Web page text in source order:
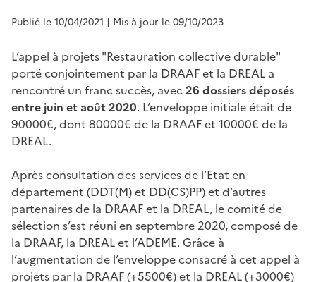
Publié le 10/04/2021 | Mis à jour le 09/10/2023
L’appel à projets "Restauration collective durable"
porté conjointement par la DRAAF et la DREAL a
rencontré un franc succès, avec26 dossiers déposés
entre juin et août 2020. L’enveloppe initiale était de
90000€, dont 80000€ de la DRAAF et 10000€ de la
DREAL.
Après consultation des services de l’Etat en
département (DDT(M) et DD(CS)PP) et d’autres
partenaires de la DRAAF et la DREAL, le comité de
sélection s’est réuni en septembre 2020, composé de
la DRAAF, la DREAL et l’ADEME. Grâce à
l’augmentation de l’enveloppe consacré à cet appel à
projets par la DRAAF (+5500€) et la DREAL (+3000€)